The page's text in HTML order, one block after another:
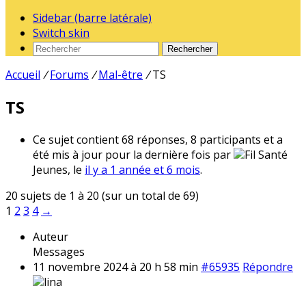
Sidebar (barre latérale)
Switch skin
Rechercher
Accueil / Forums / Mal-être / TS
TS
Ce sujet contient 68 réponses, 8 participants et a
été mis à jour pour la dernière fois par
Fil Santé
Jeunes, le il y a 1 année et 6 mois.
20 sujets de 1 à 20 (sur un total de 69)
1 2 3 4 →
Auteur
Messages
11 novembre 2024 à 20 h 58 min #65935 Répondre
lina